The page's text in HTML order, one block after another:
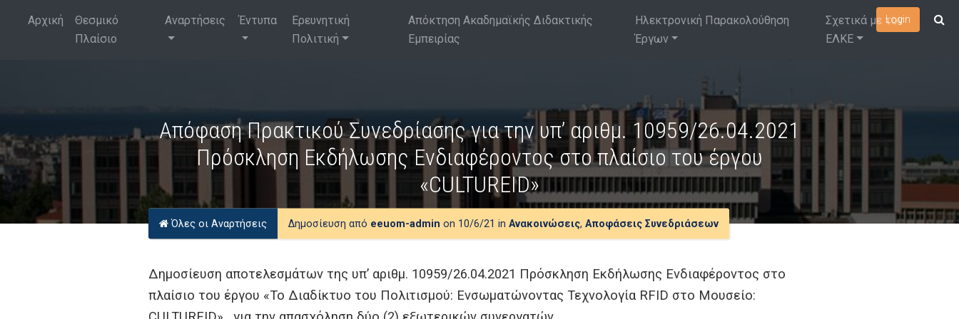
Login
Αρχική
Θεσμικό
Πλαίσιο
Αναρτήσεις Έντυπα
Ερευνητική
Πολιτική
Απόκτηση Ακαδημαϊκής Διδακτικής
Εμπειρίας
Ηλεκτρονική Παρακολούθηση
Έργων
Σχετικά με τον
ΕΛΚΕ
Απόφαση Πρακτικού Συνεδρίασης για την υπ’ αριθμ. 10959/26.04.2021
Πρόσκληση Εκδήλωσης Ενδιαφέροντος στο πλαίσιο του έργου
«CULTUREID»
Όλες οι Αναρτήσεις Δημοσίευση από eeuom-admin on 10/6/21 in Ανακοινώσεις, Αποφάσεις Συνεδριάσεων
Δημοσίευση αποτελεσμάτων της υπ’ αριθμ. 10959/26.04.2021 Πρόσκληση Εκδήλωσης Ενδιαφέροντος στο
πλαίσιο του έργου «Το Διαδίκτυο του Πολιτισμού: Ενσωματώνοντας Τεχνολογία RFID στο Μουσείο: